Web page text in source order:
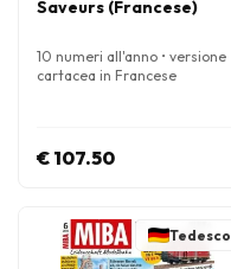
Saveurs (Francese)
10 numeri all'anno • versione
cartacea in Francese
€ 107.50
Tedesco